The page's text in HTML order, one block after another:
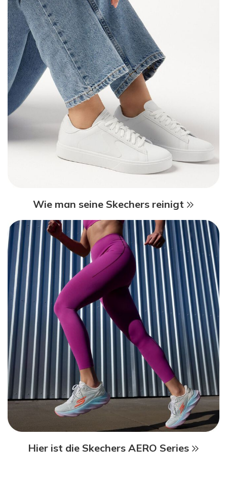
Wie man seine Skechers reinigt
Hier ist die Skechers AERO Series